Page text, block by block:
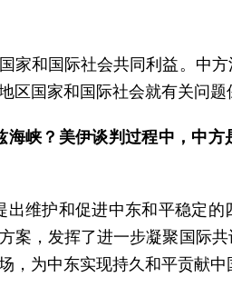
家和国际社会共同利益。中
国家和国际社会就有关问题
峡？美伊谈判过程中，中
维护和促进中东和平稳定的
案，发挥了进一步凝聚国际
为中东实现持久和平贡献中